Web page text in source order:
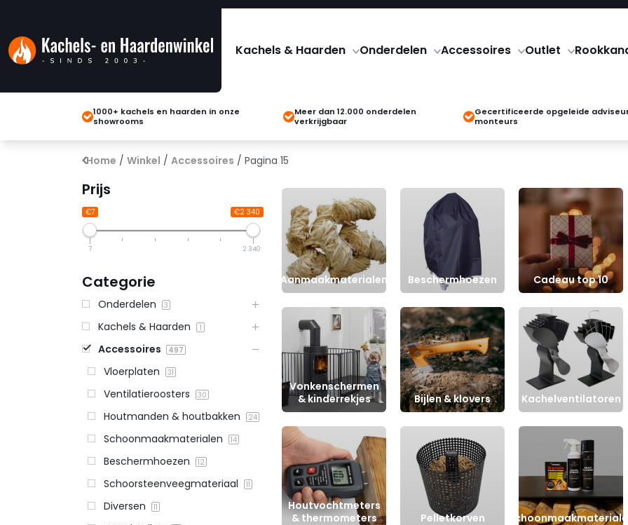
Kachels & Haarden Onderdelen Accessoires Outlet
1000+ kachels en haarden in onze
showrooms
Meer dan 12.000 onderdelen
verkrijgbaar
Gecertificeerde opgeleide
monteurs
Home / Winkel / Accessoires / Pagina 15
Prijs
€7 €2 340
7 2 340
Categorie
Onderdelen 3
Kachels & Haarden 1
Accessoires 497
Vloerplaten 31
Ventilatieroosters 30
Houtmanden & houtbakken 24
Schoonmaakmaterialen 14
Beschermhoezen 12
Schoorsteenveegmateriaal 11
Diversen 11
Aanmaakmaterialen Beschermhoezen Cadeau top 10
Vonkenschermen
& kinderrekjes
Bijlen & klovers Kachelventilatoren
Houtvochtmeters
& thermometers
Pelletkorven